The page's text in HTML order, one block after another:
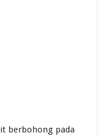
berbohong pada